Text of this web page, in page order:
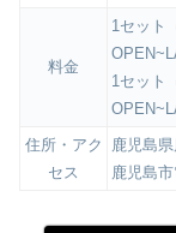
料金
1セット
1セット
住所・アク
セス
鹿児島
鹿児島